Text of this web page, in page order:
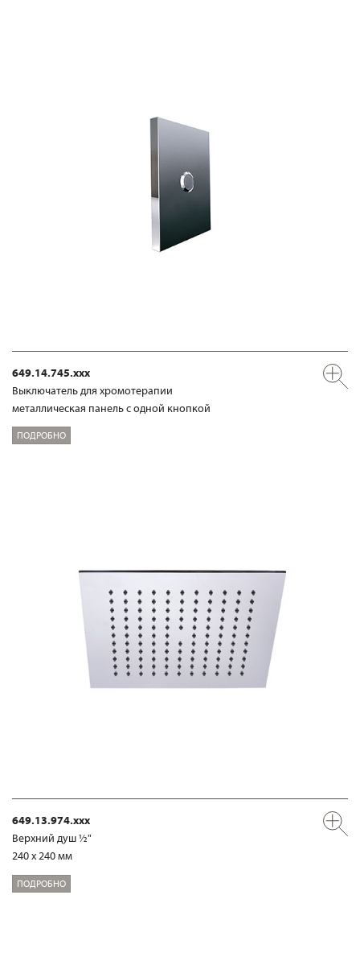
649.14.745.xxx
Выключатель для хромотерапии
металлическая панель с одной кнопкой
ПОДРОБНО
649.13.974.xxx
Верхний душ ½"
240 x 240 мм
ПОДРОБНО